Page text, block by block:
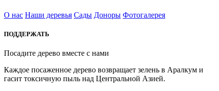
О нас Наши деревья Сады Доноры Фотогалерея
ПОДДЕРЖАТЬ
Посадите дерево вместе с нами
Каждое посаженное дерево возвращает зелень в Аралкум и
гасит токсичную пыль над Центральной Азией.